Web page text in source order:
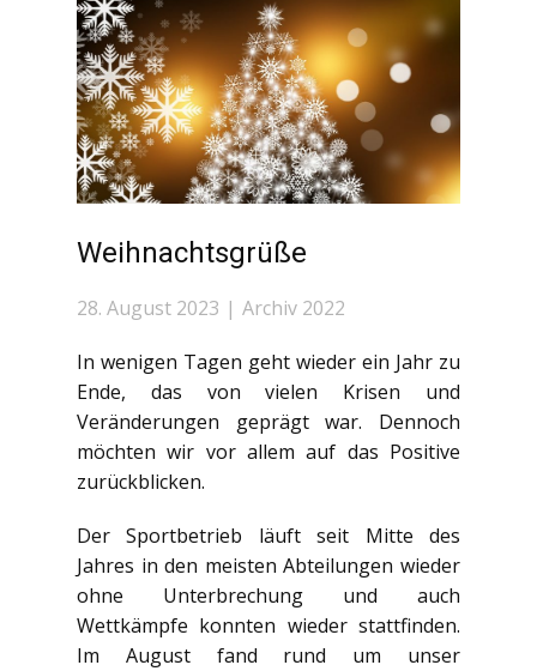
Weihnachtsgrüße
28. August 2023 Archiv 2022
In wenigen Tagen geht wieder ein Jahr zu
Ende, das von vielen Krisen und
Veränderungen geprägt war. Dennoch
möchten wir vor allem auf das Positive
zurückblicken.
Der Sportbetrieb läuft seit Mitte des
Jahres in den meisten Abteilungen wieder
ohne Unterbrechung und auch
Wettkämpfe konnten wieder stattfinden.
Im August fand rund um unser